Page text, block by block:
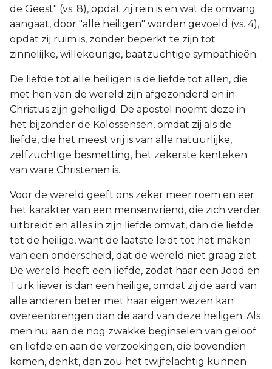
de Geest" (vs. 8), opdat zij rein is en wat de omvang
aangaat, door "alle heiligen" worden gevoeld (vs. 4),
opdat zij ruim is, zonder beperkt te zijn tot
zinnelijke, willekeurige, baatzuchtige sympathieën.
De liefde tot alle heiligen is de liefde tot allen, die
met hen van de wereld zijn afgezonderd en in
Christus zijn geheiligd. De apostel noemt deze in
het bijzonder de Kolossensen, omdat zij als de
liefde, die het meest vrij is van alle natuurlijke,
zelfzuchtige besmetting, het zekerste kenteken
van ware Christenen is.
Voor de wereld geeft ons zeker meer roem en eer
het karakter van een mensenvriend, die zich verder
uitbreidt en alles in zijn liefde omvat, dan de liefde
tot de heilige, want de laatste leidt tot het maken
van een onderscheid, dat de wereld niet graag ziet.
De wereld heeft een liefde, zodat haar een Jood en
Turk liever is dan een heilige, omdat zij de aard van
alle anderen beter met haar eigen wezen kan
overeenbrengen dan de aard van deze heiligen. Als
men nu aan de nog zwakke beginselen van geloof
en liefde en aan de verzoekingen, die bovendien
komen, denkt, dan zou het twijfelachtig kunnen